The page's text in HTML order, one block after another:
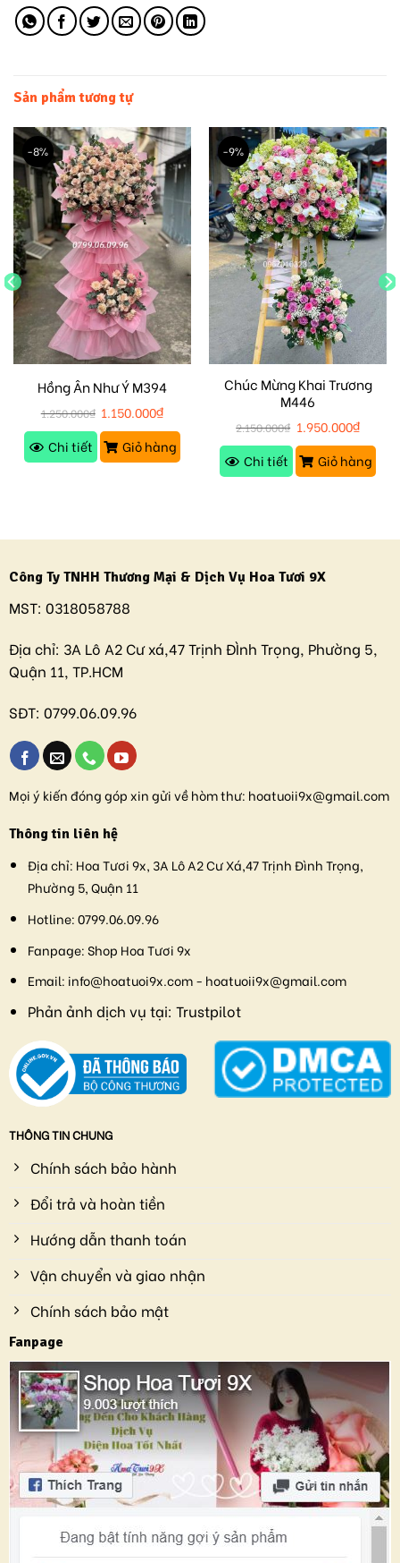
Sản phẩm tương tự
-8%
Hồng Ân Như Ý M394
1.250.000₫ 1.150.000₫
Chi tiết
Giỏ hàng
-9%
Chúc Mừng Khai Trương
M446
2.150.000₫ 1.950.000₫
Chi tiết
Giỏ hàng
Công Ty TNHH Thương Mại & Dịch Vụ Hoa Tươi 9X
MST: 0318058788
Địa chỉ: 3A Lô A2 Cư xá,47 Trịnh ĐÌnh Trọng, Phường 5,
Quận 11, TP.HCM
SĐT: 0799.06.09.96
Mọi ý kiến đóng góp xin gửi về hòm thư: hoatuoii9x@gmail.com
Thông tin liên hệ
Địa chỉ: Hoa Tươi 9x, 3A Lô A2 Cư Xá,47 Trịnh Đình Trọng,
Phường 5, Quận 11
Hotline:0799.06.09.96
Fanpage:Shop Hoa Tươi 9x
Email: info@hoatuoi9x.com - hoatuoii9x@gmail.com
Phản ảnh dịch vụ tại: Trustpilot
THÔNG TIN CHUNG
Chính sách bảo hành
Đổi trả và hoàn tiền
Hướng dẫn thanh toán
Vận chuyển và giao nhận
Chính sách bảo mật
Fanpage